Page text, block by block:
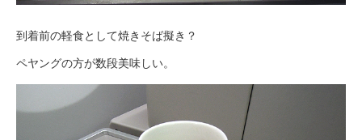
到着前の軽食として焼きそば擬き？
ペヤングの方が数段美味しい。